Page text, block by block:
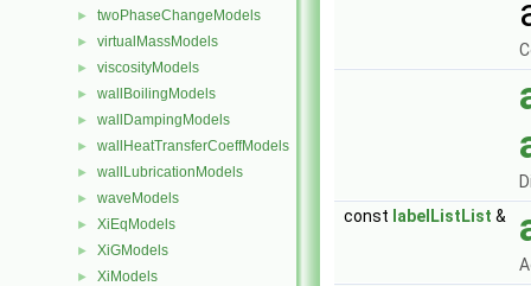
► twoPhaseChangeModels
► virtualMassModels
► viscosityModels
► wallBoilingModels
► wallDampingModels
► wallHeatTransferCoeffModels
► wallLubricationModels
► waveModels
► XiEqModels
► XiGModels
► XiModels
const labelListList &